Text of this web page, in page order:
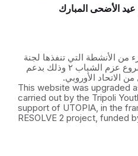
الأضحى المبارك
من الأنشطة التي تنفذها لجنة
شباب طرابلس ضمن مشروع عزم الشباب ٢ وذلك بدعم
الاتحاد الأوروبي.
This website was upgraded
carried out by the Tripoli
support of UTOPIA, in the
RESOLVE 2 project, funded